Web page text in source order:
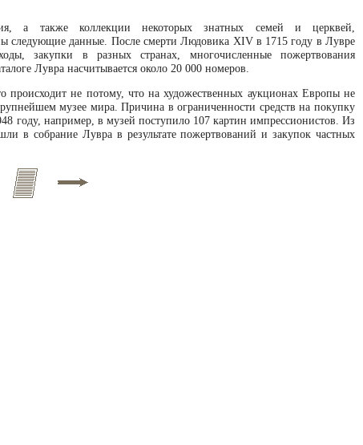
а также коллекции некоторых знатных семей и церквей,
следующие данные. После смерти Людовика XIV в 1715 году в Лувре
закупки в разных странах, многочисленные пожертвования
Лувра насчитывается около 20 000 номеров.
не потому, что на художественных аукционах Европы не
музее мира. Причина в ограниченности средств на покупку
году, например, в музей поступило 107 картин импрессионистов. Из
в собрание Лувра в результате пожертвований и закупок частных